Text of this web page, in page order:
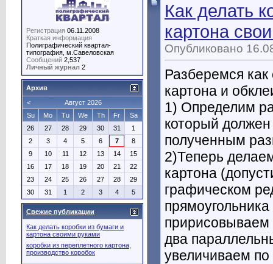
Как делать
картона
Опубликовано
Разберемся
картона и
1) Определим
который
полученным
2)Теперь
картона
графическом
пририсовываем
два
увеличиваем
Регистрация 06.11.2008
Краткая информация
Полиграфический квартал-
типография, м.Савеловская
Сообщений 2,537
Личный журнал 2
Архив
<
Август 2026
Su
Mo Tu We Th Fr
Sa
26
27 28 29 30 31
1
2
3 4 5 6 7
8
9
10 11 12 13 14
15
16
17 18 19 20 21
22
23
24 25 26 27 28
29
30
31 1 2 3 4 5
Свежие публикации
Как делать коробки из бумаги и
картона своими руками
коробки из переплетного картона,
производство коробок